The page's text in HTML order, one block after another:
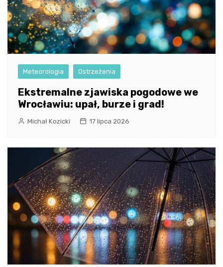
Meteorologia Ostrzeżenia
Ekstremalne zjawiska pogodowe we
Wrocławiu: upał, burze i grad!
Michał Kozicki 17 lipca 2026